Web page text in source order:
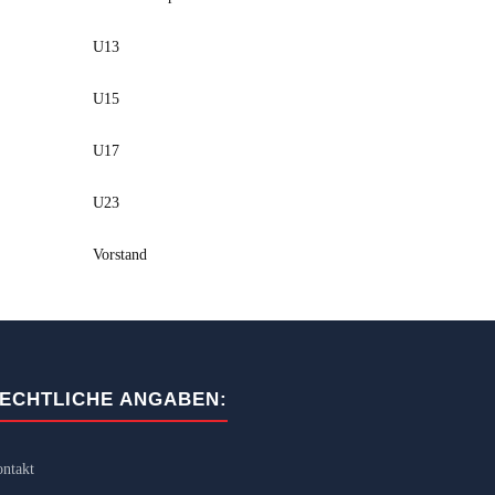
U13
U15
U17
U23
Vorstand
ANGABEN: